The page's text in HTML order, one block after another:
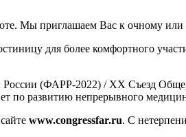
Мы приглашаем Вас к очному
для более комфортного
(ФАРР-2022) / XX Съезд
по развитию непрерывного
www.congressfar.ru. С